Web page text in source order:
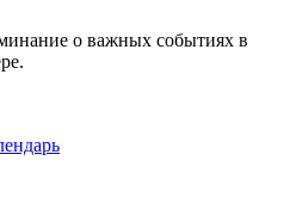
о важных событиях в